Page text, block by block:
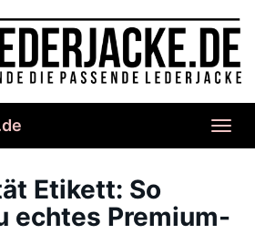
Etikett: So
echtes Premium-